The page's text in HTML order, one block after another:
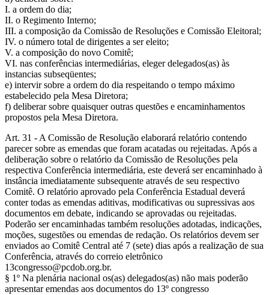
I. a ordem do dia;
II. o Regimento Interno;
III. a composição da Comissão de Resoluções e Comissão Eleitoral;
IV. o número total de dirigentes a ser eleito;
V. a composição do novo Comitê;
VI. nas conferências intermediárias, eleger delegados(as) às
instancias subseqüentes;
e) intervir sobre a ordem do dia respeitando o tempo máximo
estabelecido pela Mesa Diretora;
f) deliberar sobre quaisquer outras questões e encaminhamentos
propostos pela Mesa Diretora.
Art. 31 - A Comissão de Resolução elaborará relatório contendo
parecer sobre as emendas que foram acatadas ou rejeitadas. Após a
deliberação sobre o relatório da Comissão de Resoluções pela
respectiva Conferência intermediária, este deverá ser encaminhado à
instância imediatamente subsequente através de seu respectivo
Comitê. O relatório aprovado pela Conferência Estadual deverá
conter todas as emendas aditivas, modificativas ou supressivas aos
documentos em debate, indicando se aprovadas ou rejeitadas.
Poderão ser encaminhadas também resoluções adotadas, indicações,
moções, sugestões ou emendas de redação. Os relatórios devem ser
enviados ao Comitê Central até 7 (sete) dias após a realização de sua
Conferência, através do correio eletrônico
13congresso@pcdob.org.br.
§ 1º Na plenária nacional os(as) delegados(as) não mais poderão
apresentar emendas aos documentos do 13º congresso